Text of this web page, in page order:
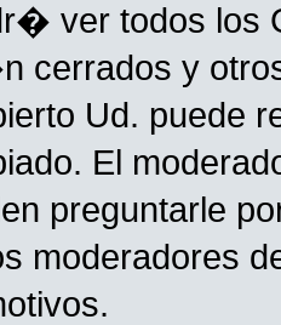
ver todos los
cerrados y
Ud. puede
El
preguntarle
moderadores